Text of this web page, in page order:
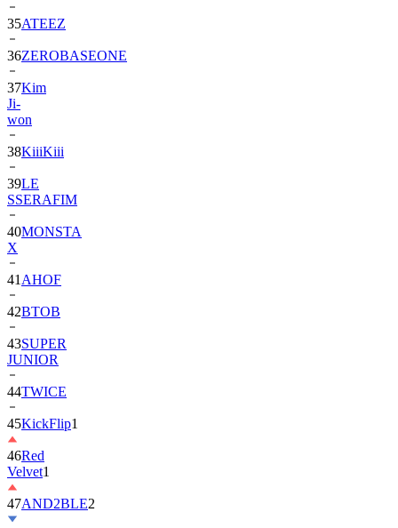
36ZEROBASEONE
37Kim
Ji-
won
38KiiiKiii
39LE
SSERAFIM
40MONSTA
X
41
42 BTOB
43SUPER
JUNIOR
44TWICE
45KickFlip
46Red
Velvet
47AND2BLE
48Park
Bo-